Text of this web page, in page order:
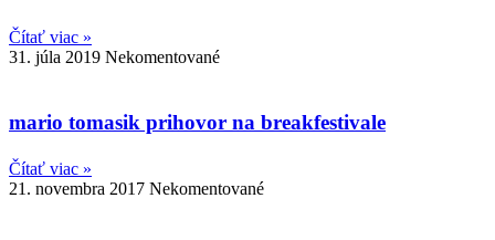
Čítať viac »
31. júla 2019 Nekomentované
mario tomasik prihovor na breakfestivale
Čítať viac »
21. novembra 2017 Nekomentované